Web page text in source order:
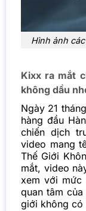
Hình ảnh
Kixx ra mắt
không dầu
Ngày 21
hàng đầu
chiến dịch
video mang
Thế Giới
mắt, video
xem với mức
quan tâm
giới không có